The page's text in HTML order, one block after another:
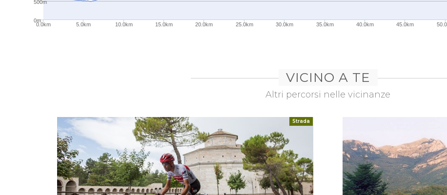
0.0km 5.0km 10.0km 15.0km 20.0km 25.0km 30.0km 35.0km 40.0km 45.0km
0m
500m
VICINO A TE
Altri percorsi nelle vicinanze
Strada